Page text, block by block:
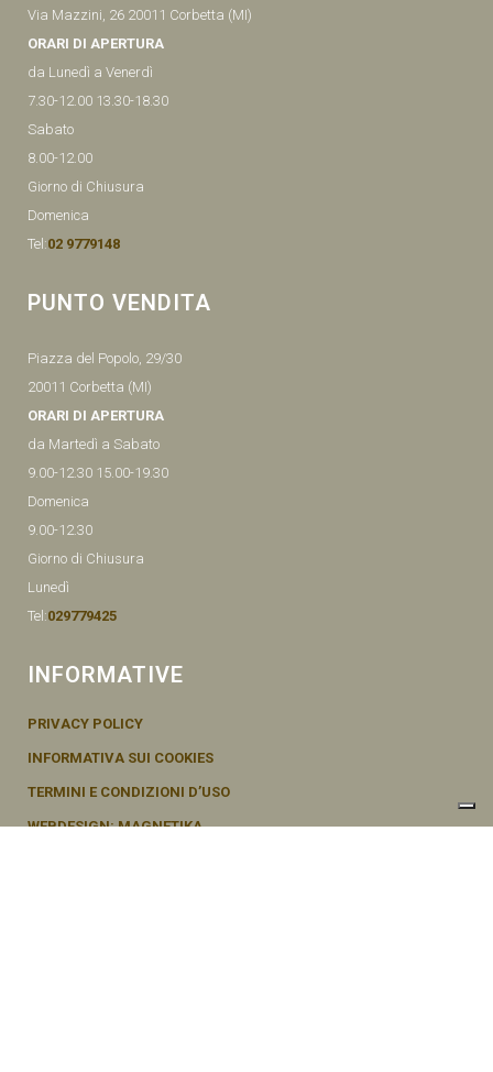
Via Mazzini, 26 20011 Corbetta (MI)
ORARI DI APERTURA
da Lunedì a Venerdì
7.30-12.00 13.30-18.30
Sabato
8.00-12.00
Giorno di Chiusura
Domenica
Tel:02 9779148
PUNTO VENDITA
Piazza del Popolo, 29/30
20011 Corbetta (MI)
ORARI DI APERTURA
da Martedì a Sabato
9.00-12.30 15.00-19.30
Domenica
9.00-12.30
Giorno di Chiusura
Lunedì
Tel:029779425
INFORMATIVE
PRIVACY POLICY
INFORMATIVA SUI COOKIES
TERMINI E CONDIZIONI D’USO
WEBDESIGN: MAGNETIKA